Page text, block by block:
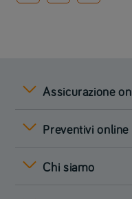
Assicurazione
Preventivi online
Chi siamo